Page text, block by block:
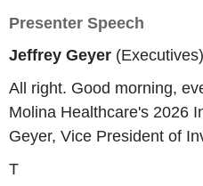
Presenter Speech
Jeffrey Geyer (Executives)
All right. Good morning,
Molina Healthcare's 2026
Geyer, Vice President of
T